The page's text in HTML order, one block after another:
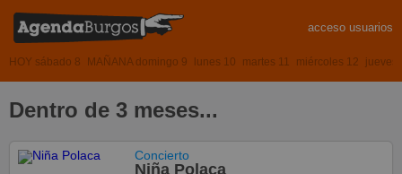
acceso usuarios
HOY sábado 8 MAÑANA domingo 9 lunes 10 martes 11 miércoles 12 jueves
Dentro de 3 meses...
Concierto
Niña Polaca